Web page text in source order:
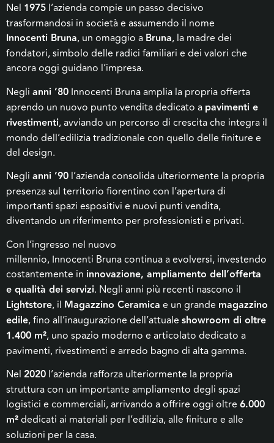
Nel 1975 l’azienda compie un passo decisivo
trasformandosi in società e assumendo il nome
Innocenti Bruna, un omaggio a Bruna, la madre dei
fondatori, simbolo delle radici familiari e dei valori che
ancora oggi guidano l’impresa.
Negli anni ’80 Innocenti Brunaamplia la propria offerta
aprendo un nuovo punto vendita dedicato a pavimenti e
rivestimenti, avviando un percorso di crescita che integra il
mondo dell’edilizia tradizionale con quello delle finiture e
del design.
Negli anni ’90 l’azienda consolida ulteriormente la propria
presenza sul territorio fiorentino con l’apertura di
importanti spazi espositivi e nuovi punti vendita,
diventando un riferimento per professionisti e privati.
Con l’ingresso nel nuovo
millennio, Innocenti Brunacontinua a evolversi, investendo
costantemente in innovazione, ampliamento dell’offerta
e qualità dei servizi. Negli anni più recenti nascono il
Lightstore, il Magazzino Ceramica e un grande magazzino
edile, fino all’inaugurazione dell’attuale showroom di oltre
1.400 m², uno spazio moderno e articolato dedicato a
pavimenti, rivestimenti e arredo bagno di alta gamma.
Nel 2020 l’azienda rafforza ulteriormente la propria
struttura con un importante ampliamento degli spazi
logistici e commerciali, arrivando a offrire oggi oltre 6.000
m²dedicati ai materiali per l’edilizia, alle finiture e alle
soluzioni per la casa.